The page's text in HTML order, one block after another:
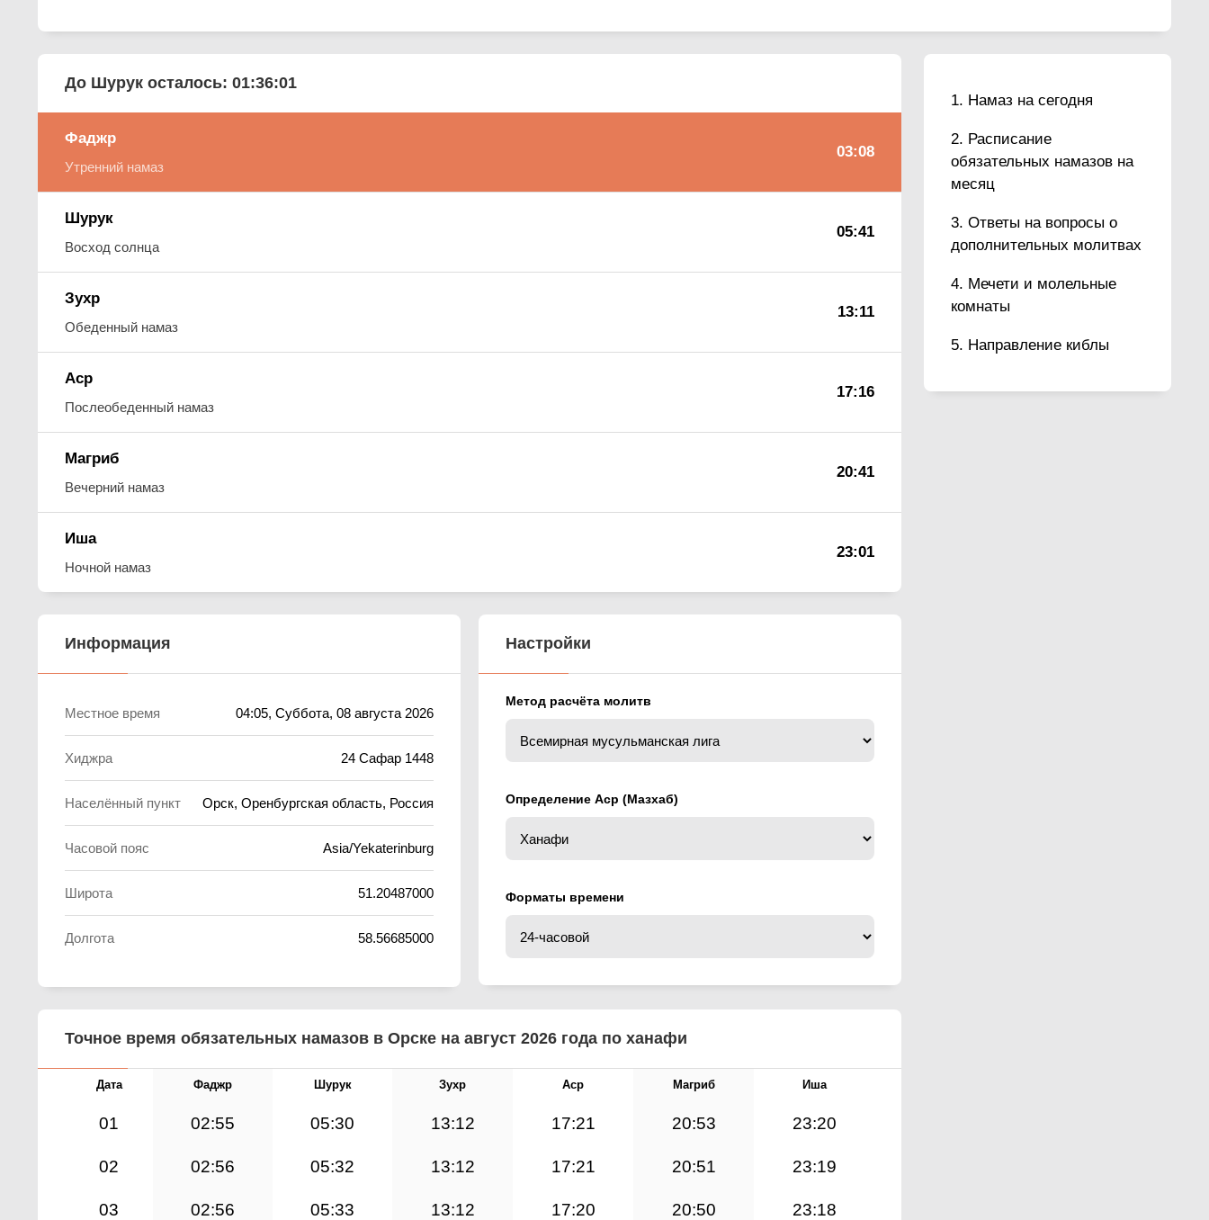
Намаз на сегодня
Расписание
обязательных намазов на
месяц
Ответы на вопросы о
дополнительных молитвах
Мечети и молельные
комнаты
Направление киблы
До Шурук осталось: 01:36:00
Фаджр
Утренний намаз
03:08
Шурук
Восход солнца
05:41
Зухр
Обеденный намаз
13:11
Аср
Послеобеденный намаз
17:16
Магриб
Вечерний намаз
20:41
Иша
Ночной намаз
23:01
Информация
Местное время 04:05, Суббота, 08 августа 2026
Хиджра 24 Сафар 1448
Населённый пункт Орск, Оренбургская область, Россия
Часовой пояс Asia/Yekaterinburg
Широта 51.20487000
Долгота 58.56685000
Настройки
Метод расчёта молитв
Определение Аср (Мазхаб)
Форматы времени
Точное время обязательных намазов в Орске на август 2026 года по ханафи
Дата Фаджр Шурук Зухр Аср Магриб Иша
01 02:55 05:30 13:12 17:21 20:53 23:20
02 02:56 05:32 13:12 17:21 20:51 23:19
03 02:56 05:33 13:12 17:20 20:50 23:18